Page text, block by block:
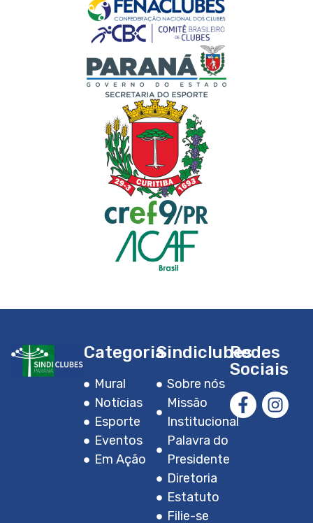
Categoria
Mural
Notícias
Esporte
Eventos
Em Ação
Sindiclubes
Sobre nós
Missão
Institucional
Palavra do
Presidente
Diretoria
Estatuto
Filie-se
Redes
Sociais